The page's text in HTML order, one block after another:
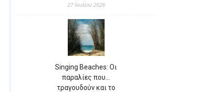
27 Ιουλίου 2026
Singing Beaches: Οι
παραλίες που…
τραγουδούν και το